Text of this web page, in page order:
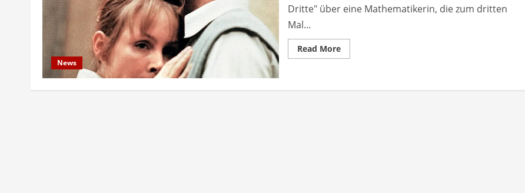
News
Dritte" über eine Mathematikerin, die zum dritten
Mal...
Read MoreRead
more
Der